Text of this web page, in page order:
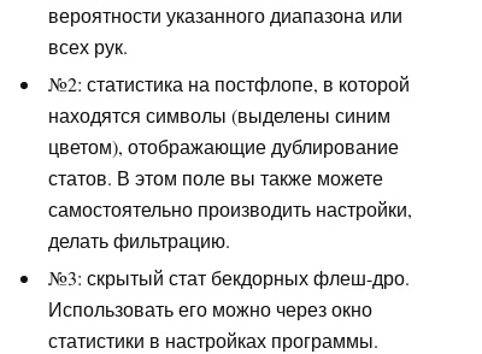
вероятности указанного диапазона или
всех рук.
№2: статистика на постфлопе, в которой
находятся символы (выделены синим
цветом), отображающие дублирование
статов. В этом поле вы также можете
самостоятельно производить настройки,
делать фильтрацию.
№3: скрытый стат бекдорных флеш-дро.
Использовать его можно через окно
статистики в настройках программы.